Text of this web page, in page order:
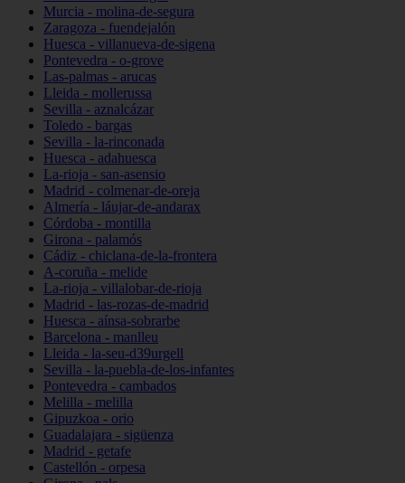
Murcia - molina-de-segura
Zaragoza - fuendejalón
Huesca - villanueva-de-sigena
Pontevedra - o-grove
Las-palmas - arucas
Lleida - mollerussa
Sevilla - aznalcázar
Toledo - bargas
Sevilla - la-rinconada
Huesca - adahuesca
La-rioja - san-asensio
Madrid - colmenar-de-oreja
Almería - láujar-de-andarax
Córdoba - montilla
Girona - palamós
Cádiz - chiclana-de-la-frontera
A-coruña - melide
La-rioja - villalobar-de-rioja
Madrid - las-rozas-de-madrid
Huesca - aínsa-sobrarbe
Barcelona - manlleu
Lleida - la-seu-d39urgell
Sevilla - la-puebla-de-los-infantes
Pontevedra - cambados
Melilla - melilla
Gipuzkoa - orio
Guadalajara - sigüenza
Madrid - getafe
Castellón - orpesa